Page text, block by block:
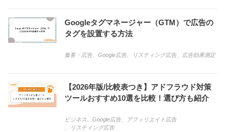
Googleタグマネージャー（GTM）で広告の
タグを設置する方法
集客・広告、 Google広告、 リスティング広告、 広告効果測定
【2026年版/比較表つき】アドフラウド対策
ツールおすすめ10選を比較！選び方も紹介
ビジネス Google広告、
アフィリエイト広告
リスティング広告